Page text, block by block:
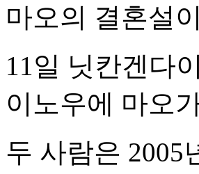
마오의 결혼설
11일 닛칸겐다
이노우에 마오
두 사람은 2005